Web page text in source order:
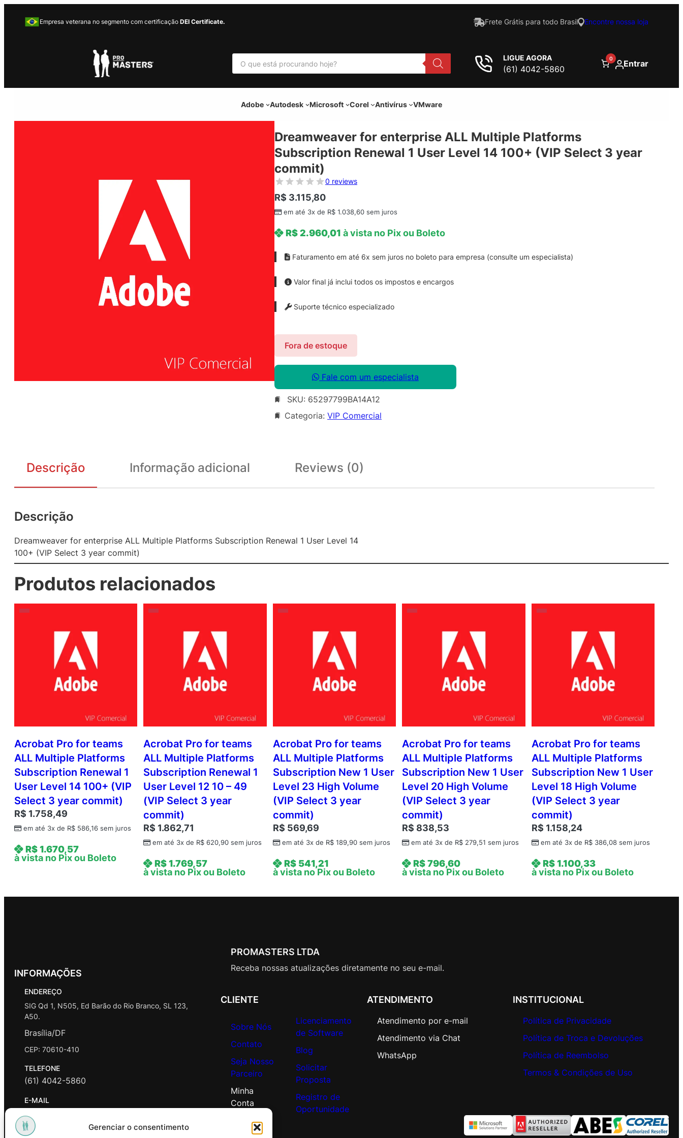
Gerenciar o consentimento
Empresa veterana no segmento com certificação DEI Certificate. Frete Grátis para todo Brasil Encontre nossa loja
P
s
u
r
LIGUE AGORA
(61) 4042-5860
0 Entrar
Adobe Autodesk Microsoft Corel Antivírus VMware
Dreamweaver for enterprise ALL Multiple Platforms
Subscription Renewal 1 User Level 14 100+ (VIP Select 3 year
commit)
0 reviews
R$ 3.115,80
em até 3x de R$ 1.038,60 sem juros
R$2.960,01 à vista no Pix ou Boleto
Faturamento em até 6x sem juros no boleto para empresa (consulte um especialista)
Valor final já inclui todos os impostos e encargos
Suporte técnico especializado
Fora de estoque
Fale com um especialista
SKU: 65297799BA14A12
Categoria: VIP Comercial
Descrição Informação adicional Reviews (0)
Descrição
Dreamweaver for enterprise ALL Multiple Platforms Subscription Renewal 1 User Level 14
100+ (VIP Select 3 year commit)
Produtos relacionados
Acrobat Pro for teams
ALL Multiple Platforms
Subscription Renewal 1
User Level 14 100+ (VIP
Select 3 year commit)
R$ 1.758,49
em até 3x de R$ 586,16 sem juros
R$1.670,57
à vista no Pix ou Boleto
Acrobat Pro for teams
ALL Multiple Platforms
Subscription Renewal 1
User Level 12 10 – 49
(VIP Select 3 year
commit)
R$ 1.862,71
em até 3x de R$ 620,90 sem juros
R$1.769,57
à vista no Pix ou Boleto
Acrobat Pro for teams
ALL Multiple Platforms
Subscription New 1 User
Level 23 High Volume
(VIP Select 3 year
commit)
R$ 569,69
em até 3x de R$189,90sem juros
R$541,21
à vista no Pix ou Boleto
Acrobat Pro for teams
ALL Multiple Platforms
Subscription New 1 User
Level 20 High Volume
(VIP Select 3 year
commit)
R$ 838,53
em até 3x de R$ 279,51 sem juros
R$796,60
à vista no Pix ou Boleto
Acrobat Pro for teams
ALL Multiple Platforms
Subscription New 1 User
Level 18 High Volume
(VIP Select 3 year
commit)
R$ 1.158,24
em até 3x de R$386,08sem juros
R$1.100,33
à vista no Pix ou Boleto
INFORMAÇÕES
ENDEREÇO
SIG Qd 1, N505, Ed Barão do Rio Branco, SL 123,
A50.
Brasília/DF
CEP: 70610-410
TELEFONE
(61) 4042-5860
E-MAIL
contato@promasters.net.br
HORÁRIO DE ATENDIMENTO
PROMASTERS LTDA
Receba nossas atualizações diretamente no seu e-mail.
CLIENTE
Sobre Nós
Contato
Seja Nosso
Parceiro
Minha
Conta
Licenciamento
de Software
Blog
Solicitar
Proposta
Registro de
Oportunidade
ATENDIMENTO
Atendimento por e-mail
Atendimento via Chat
WhatsApp
INSTITUCIONAL
Política de Privacidade
Política de Troca e Devoluções
Política de Reembolso
Termos & Condições de Uso